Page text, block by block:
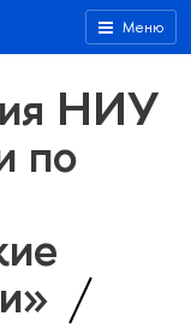
Меню
НИУ
по